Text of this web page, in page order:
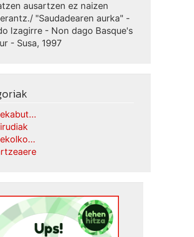
ausartzen ez naizen
"Saudadearen aurka" -
Izagirre - Non dago Basque's
- Susa, 1997